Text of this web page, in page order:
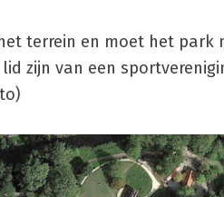
terrein en moet het park
zijn van een